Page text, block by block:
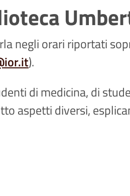
negli orari riportati
).
di medicina, di
aspetti diversi,